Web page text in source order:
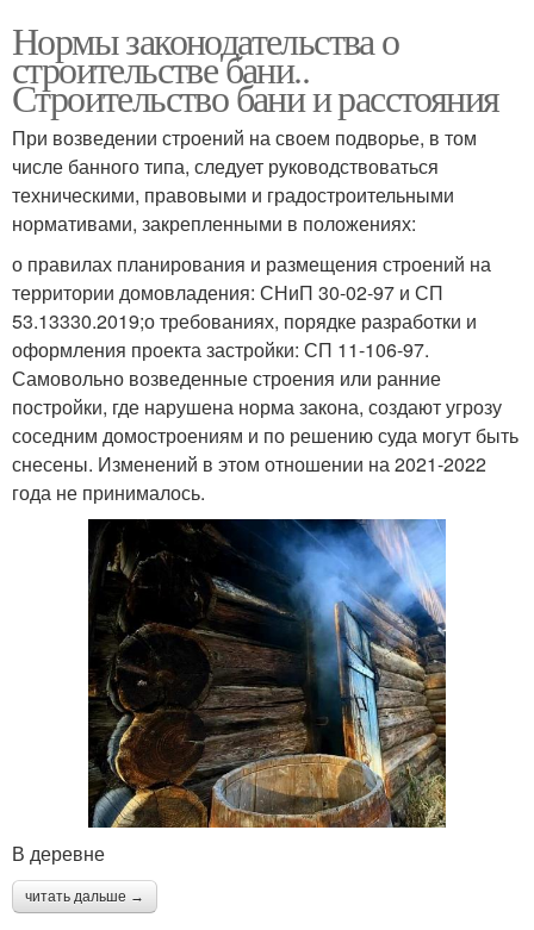
Нормы законодательства о
строительстве бани..
Строительство бани и расстояния
При возведении строений на своем подворье, в том
числе банного типа, следует руководствоваться
техническими, правовыми и градостроительными
нормативами, закрепленными в положениях:
о правилах планирования и размещения строений на
территории домовладения: СНиП 30-02-97 и СП
53.13330.2019;о требованиях, порядке разработки и
оформления проекта застройки: СП 11-106-97.
Самовольно возведенные строения или ранние
постройки, где нарушена норма закона, создают угрозу
соседним домостроениям и по решению суда могут быть
снесены. Изменений в этом отношении на 2021-2022
года не принималось.
В деревне
читать дальше →